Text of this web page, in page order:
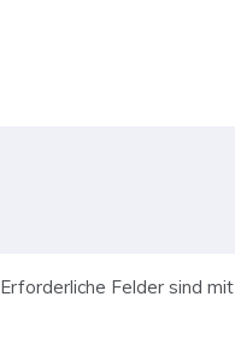
Erforderliche Felder sind mit